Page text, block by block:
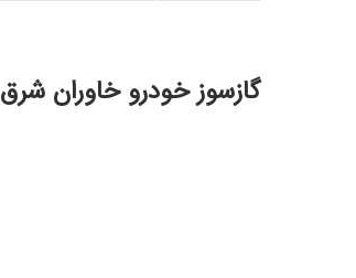
گازسوز خودرو خاوران شرق